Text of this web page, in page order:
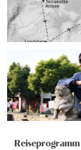
Reiseprogramm